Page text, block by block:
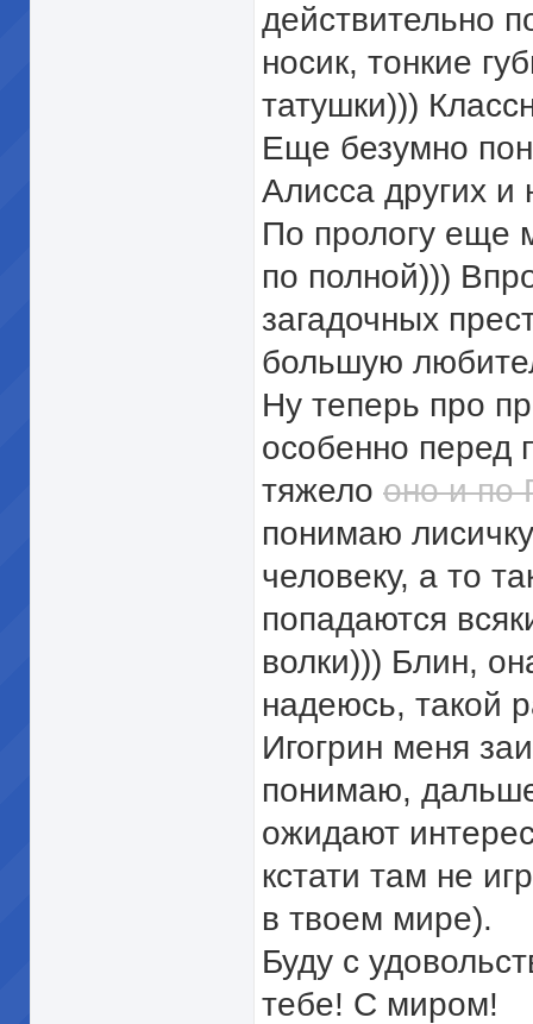
действительно
носик, тонкие
татушки)))
Еще безумно
Алисса других и
По прологу еще
по полной)))
загадочных
большую
Ну теперь про
особенно перед
тяжело оно и по
понимаю
человеку, а то
попадаются
волки))) Блин,
надеюсь, такой
Игогрин меня
понимаю,
ожидают
кстати там не
в твоем мире).
Буду с
тебе! С миром!